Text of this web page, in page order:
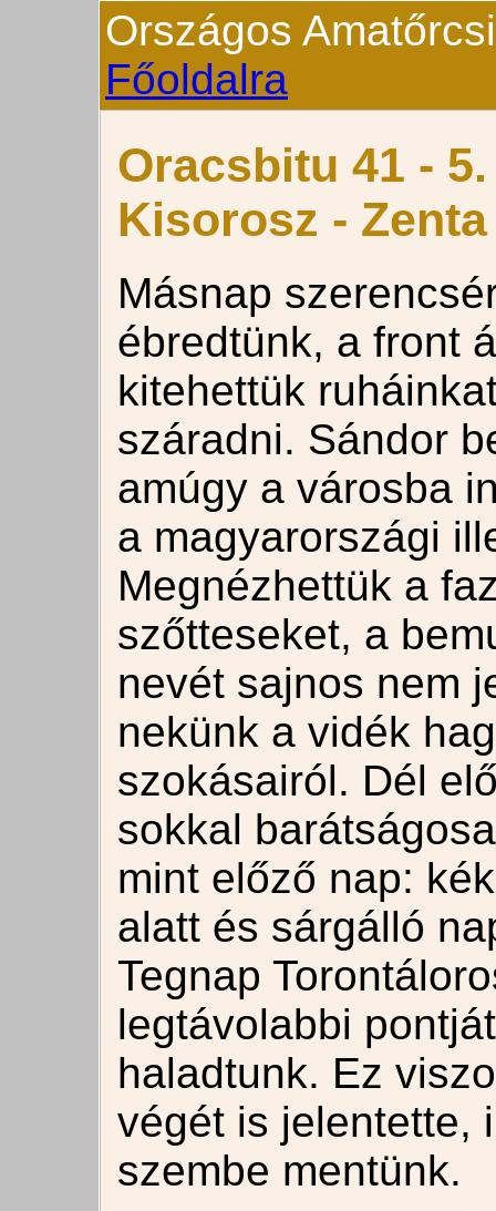
Országos
Főoldalra
Oracsbitu 41 -
Kisorosz - Zenta
Másnap
ébredtünk, a front
kitehettük
száradni. Sándor
amúgy a városba
a magyarországi
Megnézhettük a
szőtteseket, a
nevét sajnos nem
nekünk a vidék
szokásairól. Dél
sokkal
mint előző nap:
alatt és sárgálló
Tegnap
legtávolabbi
haladtunk. Ez
végét is jelentette,
szembe mentünk.